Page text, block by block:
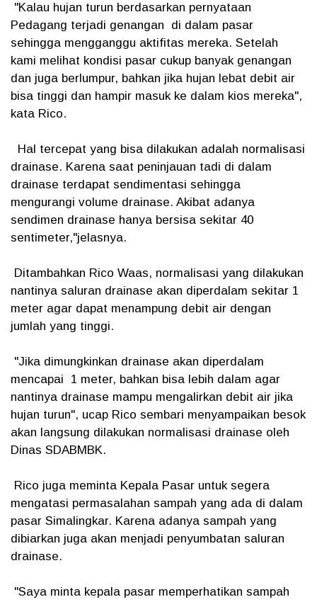
"Kalau hujan turun berdasarkan pernyataan
Pedagang terjadi genangan di dalam pasar
sehingga mengganggu aktifitas mereka. Setelah
kami melihat kondisi pasar cukup banyak genangan
dan juga berlumpur, bahkan jika hujan lebat debit air
bisa tinggi dan hampir masuk ke dalam kios mereka",
kata Rico.
Hal tercepat yang bisa dilakukan adalah normalisasi
drainase. Karena saat peninjauan tadi di dalam
drainase terdapat sendimentasi sehingga
mengurangi volume drainase. Akibat adanya
sendimen drainase hanya bersisa sekitar 40
sentimeter,"jelasnya.
Ditambahkan Rico Waas, normalisasi yang dilakukan
nantinya saluran drainase akan diperdalam sekitar 1
meter agar dapat menampung debit air dengan
jumlah yang tinggi.
"Jika dimungkinkan drainase akan diperdalam
mencapai 1 meter, bahkan bisa lebih dalam agar
nantinya drainase mampu mengalirkan debit air jika
hujan turun", ucap Rico sembari menyampaikan besok
akan langsung dilakukan normalisasi drainase oleh
Dinas SDABMBK.
Rico juga meminta Kepala Pasar untuk segera
mengatasi permasalahan sampah yang ada di dalam
pasar Simalingkar. Karena adanya sampah yang
dibiarkan juga akan menjadi penyumbatan saluran
drainase.
"Saya minta kepala pasar memperhatikan sampah